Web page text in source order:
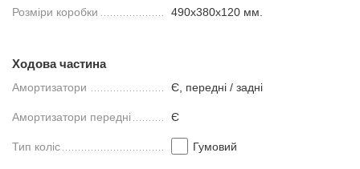
Розміри коробки 490x380x120 мм.
Ходова частина
Амортизатори Є, передні / задні
Амортизатори передні Є
Тип коліс Гумовий